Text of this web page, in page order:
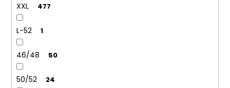
XXL 477
L-52 1
46/48 50
50/52 24